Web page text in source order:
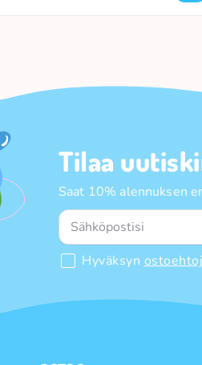
Tilaa
Saat 10% alennuksen
Hyväksyn